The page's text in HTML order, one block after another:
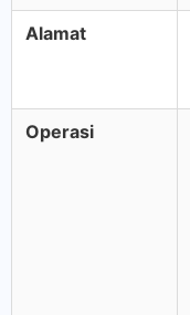
Alamat
Operasi